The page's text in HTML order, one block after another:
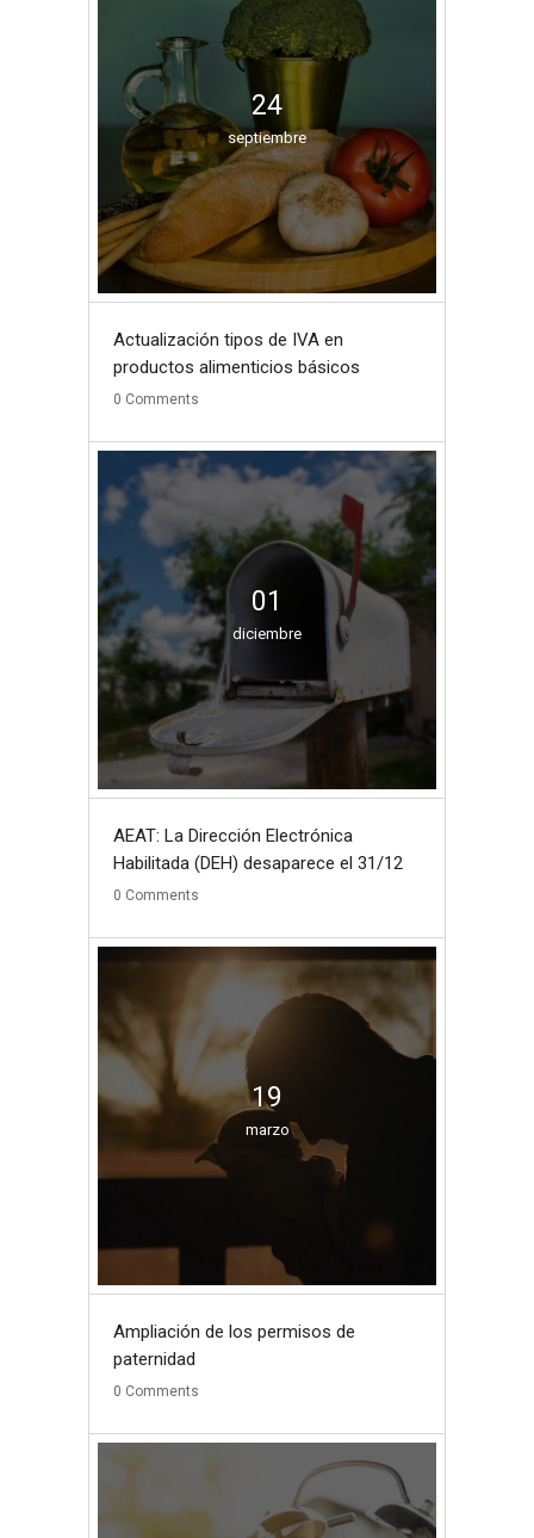
24
septiembre
Actualización tipos de IVA en
productos alimenticios básicos
0 Comments
01
diciembre
AEAT: La Dirección Electrónica
Habilitada (DEH) desaparece el 31/12
0 Comments
19
marzo
Ampliación de los permisos de
paternidad
0 Comments